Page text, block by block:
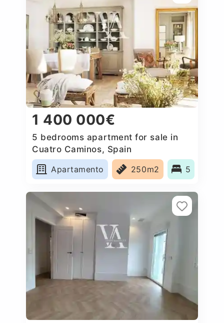
1 400 000€
5 bedrooms apartment for sale in
Cuatro Caminos, Spain
Apartamento
250m2 5